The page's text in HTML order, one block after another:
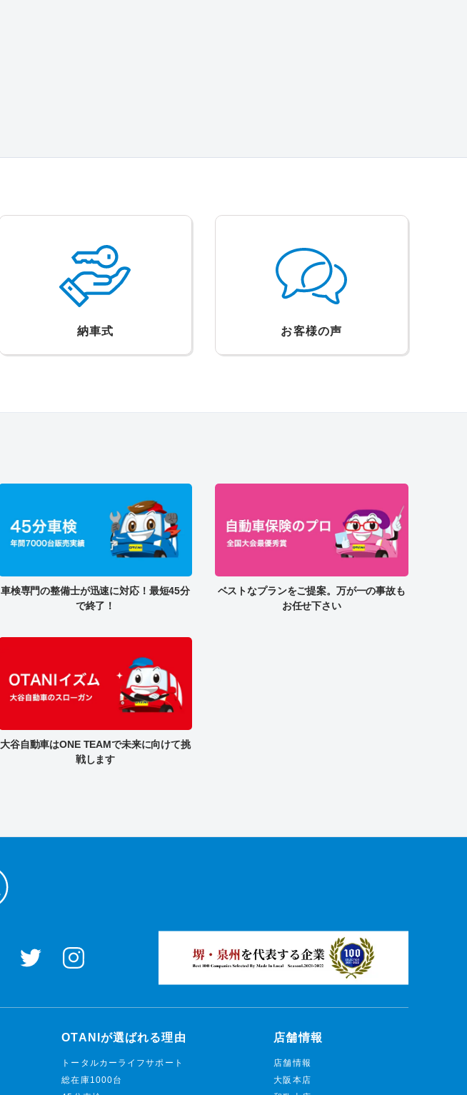
納車式 お客様の声
車検専門の整備士が迅速に対応！最短45分
で終了！
ベストなプランをご提案。万が一の事故も
お任せ下さい
大谷自動車はONE TEAMで未来に向けて挑
戦します
OTANIが選ばれる理由
トータルカーライフサポート
総在庫1000台
店舗情報
店舗情報
大阪本店